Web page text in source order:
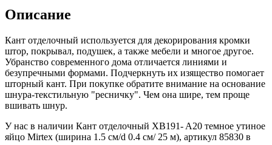
Описание
Кант отделочный используется для декорирования кромки
штор, покрывал, подушек, а также мебели и многое другое.
Убранство современного дома отличается линиями и
безупречными формами. Подчеркнуть их изящество помогает
шторный кант. При покупке обратите внимание на основание
шнура-текстильную "ресничку". Чем она шире, тем проще
вшивать шнур.
У нас в наличии Кант отделочный XB191- A20 темное утиное
яйцо Mirtex (ширина 1.5 см/d 0.4 см/ 25 м), артикул 85830 в